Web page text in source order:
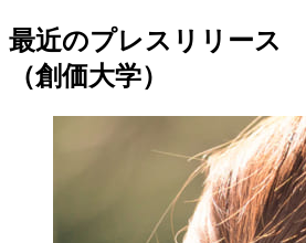
最近のプレスリリース
（創価大学）